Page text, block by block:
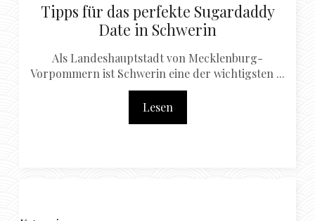
Tipps für das perfekte Sugardaddy
Date in Schwerin
Als Landeshauptstadt von Mecklenburg-
Vorpommern ist Schwerin eine der wichtigsten ...
Lesen